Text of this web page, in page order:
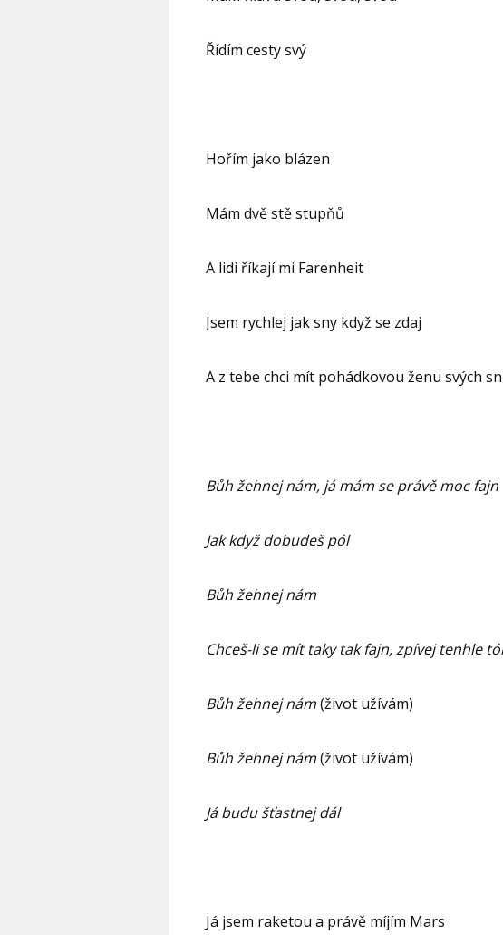
Řídím cesty svý
Hořím jako blázen
Mám dvě stě stupňů
A lidi říkají mi Farenheit
Jsem rychlej jak sny když se zdaj
A z tebe chci mít pohádkovou ženu svých
Bůh žehnej nám, já mám se právě moc fajn
Jak když dobudeš pól
Bůh žehnej nám
Chceš-li se mít taky tak fajn, zpívej tenhle
Bůh žehnej nám(život užívám)
Bůh žehnej nám(život užívám)
Já budu šťastnej dál
Já jsem raketou a právě míjím Mars